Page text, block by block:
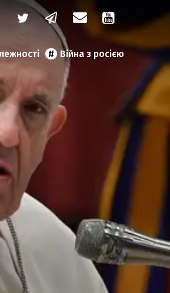
Війна з росією